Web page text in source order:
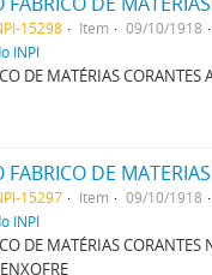
15298 Item
09/10/1918
INPI
DE MATÉRIAS CORANTES
15297 Item
09/10/1918
INPI
DE MATÉRIAS CORANTES